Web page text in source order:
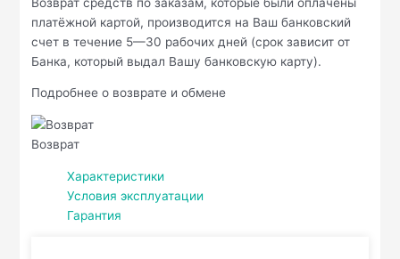
платёжной картой, производится на Ваш банковский
счет в течение 5—30 рабочих дней (срок зависит от
Банка, который выдал Вашу банковскую карту).
Подробнее о возврате и обмене
Возврат
Характеристики
Условия эксплуатации
Гарантия